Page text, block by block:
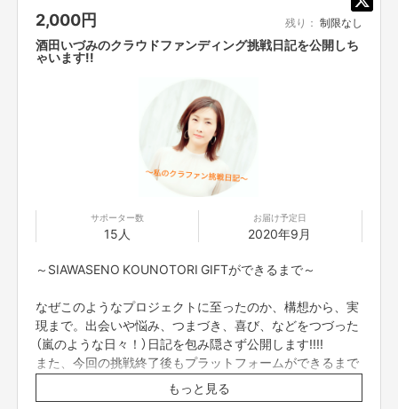
もう一つの夢
売り上げの一部を社会問題解決、地球環境保護、につながる形で寄付や支援
誰かにギフトを贈ることが誰かを助けることに繋がる。この気持ちが自然な
形で広まっていってくれたらいいなと思っています。
上記の私の構想を図にしてみました。⇩
2,000円 残り： 制限なし
酒田いづみのクラウドファンディング挑戦日記を公開しち
ゃいます!!
サポーター数
15人
お届け予定日
2020年9月
～SIAWASENO KOUNOTORI GIFTができるまで～
なぜこのようなプロジェクトに至ったのか、構想から、実
現まで。出会いや悩み、つまづき、喜び、などをつづった
（嵐のような日々！）日記を包み隠さず公開します!!!!
また、今回の挑戦終了後もプラットフォームができるまで
活動の進捗をFacebookの非公開グループに投稿していき
ます。
もっと見る